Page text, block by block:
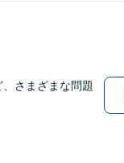
さまざまな問題